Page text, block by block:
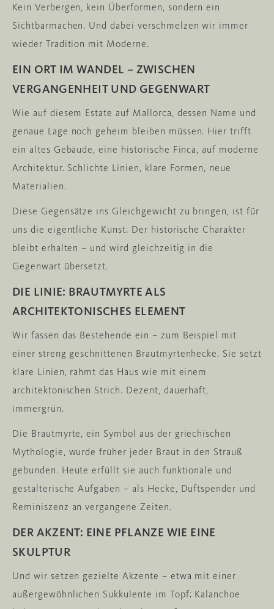
Kein Verbergen, kein Überformen, sondern ein
Sichtbarmachen. Und dabei verschmelzen wir immer
wieder Tradition mit Moderne.
EIN ORT IM WANDEL – ZWISCHEN
VERGANGENHEIT UND GEGENWART
Wie auf diesem Estate auf Mallorca, dessen Name und
genaue Lage noch geheim bleiben müssen. Hier trifft
ein altes Gebäude, eine historische Finca, auf moderne
Architektur. Schlichte Linien, klare Formen, neue
Materialien.
Diese Gegensätze ins Gleichgewicht zu bringen, ist für
uns die eigentliche Kunst: Der historische Charakter
bleibt erhalten – und wird gleichzeitig in die
Gegenwart übersetzt.
DIE LINIE: BRAUTMYRTE ALS
ARCHITEKTONISCHES ELEMENT
Wir fassen das Bestehende ein – zum Beispiel mit
einer streng geschnittenen Brautmyrtenhecke. Sie setzt
klare Linien, rahmt das Haus wie mit einem
architektonischen Strich. Dezent, dauerhaft,
immergrün.
Die Brautmyrte, ein Symbol aus der griechischen
Mythologie, wurde früher jeder Braut in den Strauß
gebunden. Heute erfüllt sie auch funktionale und
gestalterische Aufgaben – als Hecke, Duftspender und
Reminiszenz an vergangene Zeiten.
DER AKZENT: EINE PFLANZE WIE EINE
SKULPTUR
Und wir setzen gezielte Akzente – etwa mit einer
außergewöhnlichen Sukkulente im Topf: Kalanchoe